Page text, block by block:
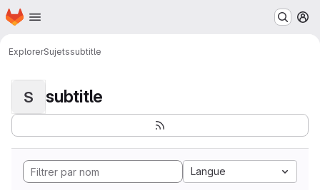
Passer au contenu principal
Page d'accueil
ExplorerSujetssubtitle
S subtitle
Langue